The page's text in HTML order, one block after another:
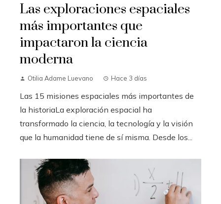
Las exploraciones espaciales
más importantes que
impactaron la ciencia
moderna
Otilia Adame Luevano Hace 3 días
Las 15 misiones espaciales más importantes de
la historiaLa exploración espacial ha
transformado la ciencia, la tecnología y la visión
que la humanidad tiene de sí misma. Desde los...